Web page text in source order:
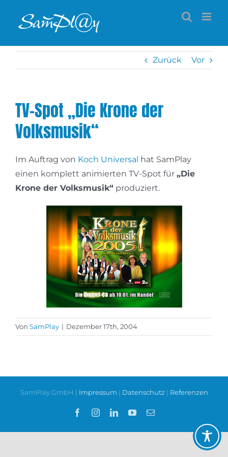
Inhalt
Zurück Vor
TV-Spot „Die Krone der
Volksmusik“
Im Auftrag von Koch Universal hat SamPlay
einen komplett animierten TV-Spot für „Die
Krone der Volksmusik“ produziert.
Von SamPlay | Dezember 17th, 2004
SamPlay GmbH | Impressum | Datenschutz | Referenzen
FacebookInstagramLinkedInYouTube
E-